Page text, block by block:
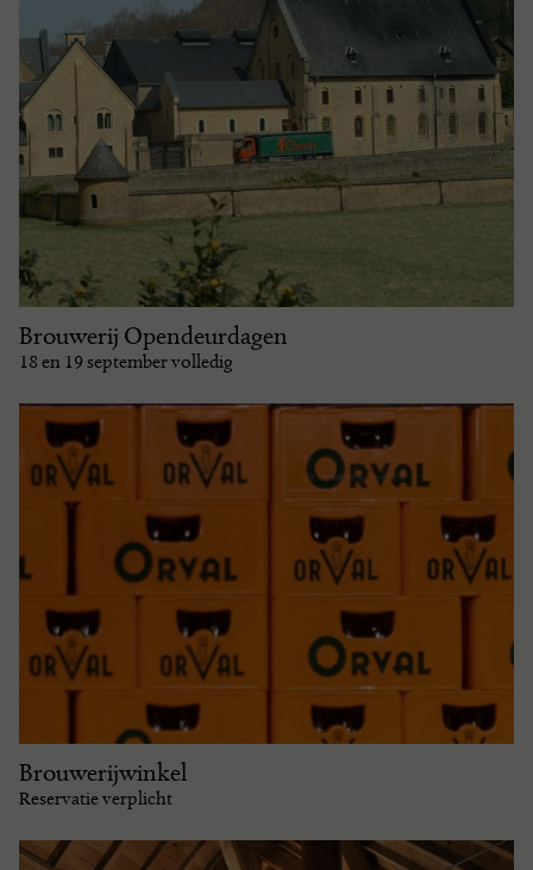
Brouwerij Opendeurdagen
18 en 19 september volledig
Brouwerijwinkel
Reservatie verplicht